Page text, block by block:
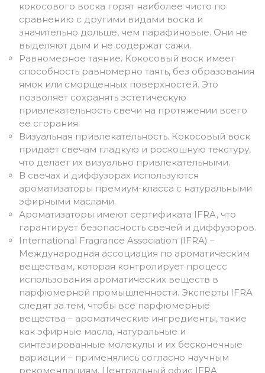
кокосового воска горят наиболее чисто по
сравнению с другими видами воска и
значительно дольше, чем парафиновые. Они не
выделяют дым и не содержат сажи.
Равномерное таяние. Кокосовый воск имеет
способность равномерно таять, без образования
ямок или сморщенных поверхностей. Это
позволяет сохранять эстетическую
привлекательность свечи на протяжении всего
ее сгорания.
Визуальная привлекательность. Кокосовый воск
придает свечам гладкую и роскошную текстуру,
что делает их визуально привлекательными.
В свечах и диффузорах используются
ароматизаторы премиум-класса с натуральными
эфирными маслами.
Ароматизаторы имеют сертификата IFRA, что
гарантирует безопасность свечей и диффузоров.
International Fragrance Association (IFRA) –
Международная ассоциация по ароматическим
веществам, которая контролирует процесс
использования ароматических веществ в
парфюмерной промышленности. Эксперты IFRA
следят за тем, чтобы все парфюмерные
вещества – ароматические ингредиенты, такие
как эфирные масла, натуральные и
синтезированные молекулы и их бесконечные
вариации – применялись согласно научным
рекомендациям. Центральный офис IFRA